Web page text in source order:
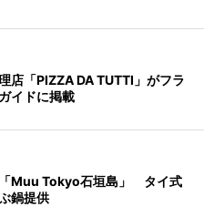
店「PIZZA DA TUTTI」がフラ
イドに掲載
Muu Tokyo石垣島」 タイ式
鍋提供